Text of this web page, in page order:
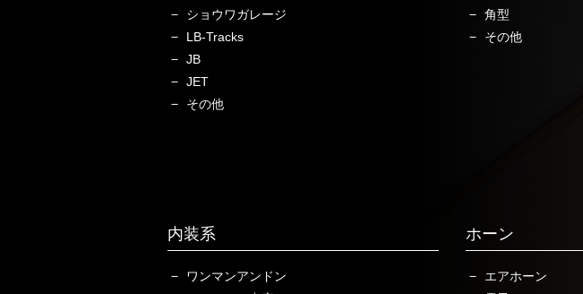
ショウワガレージ
LB-Tracks
JB
JET
その他
角型
その他
内装系
ワンマンアンドン
ホーン
エアホーン